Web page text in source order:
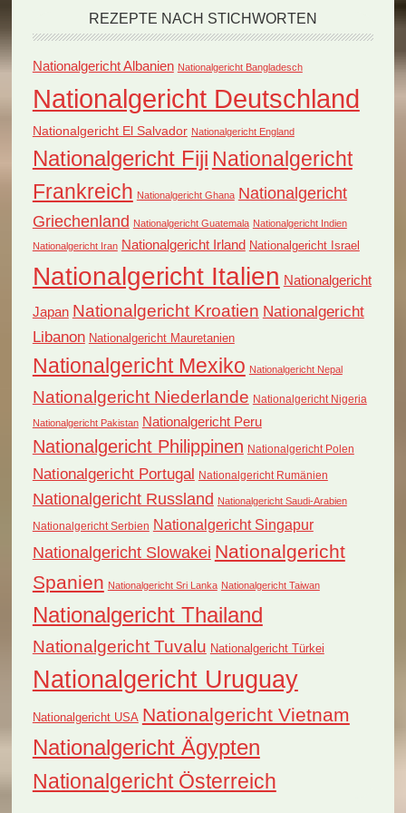
REZEPTE NACH STICHWORTEN
Nationalgericht Albanien Nationalgericht Bangladesch
Nationalgericht Deutschland
Nationalgericht El Salvador Nationalgericht England
Nationalgericht Fiji Nationalgericht
Frankreich Nationalgericht Ghana Nationalgericht
Griechenland Nationalgericht Guatemala Nationalgericht Indien
Nationalgericht Iran Nationalgericht Irland Nationalgericht Israel
Nationalgericht Italien Nationalgericht
Japan Nationalgericht Kroatien Nationalgericht
Libanon Nationalgericht Mauretanien
Nationalgericht Mexiko Nationalgericht Nepal
Nationalgericht Niederlande Nationalgericht Nigeria
Nationalgericht Pakistan Nationalgericht Peru
Nationalgericht Philippinen Nationalgericht Polen
Nationalgericht Portugal Nationalgericht Rumänien
Nationalgericht Russland Nationalgericht Saudi-Arabien
Nationalgericht Serbien Nationalgericht Singapur
Nationalgericht Slowakei Nationalgericht
Spanien Nationalgericht Sri Lanka Nationalgericht Taiwan
Nationalgericht Thailand
Nationalgericht Tuvalu Nationalgericht Türkei
Nationalgericht Uruguay
Nationalgericht USA Nationalgericht Vietnam
Nationalgericht Ägypten
Nationalgericht Österreich